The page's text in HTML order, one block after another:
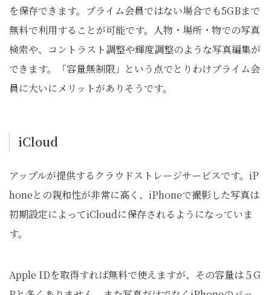
を保存できます。プライム会員ではない場合でも5GBまで
無料で利用することが可能です。人物・場所・物での写真
検索や、コントラスト調整や輝度調整のような写真編集が
できます。「容量無制限」という点でとりわけプライム会
員に大いにメリットがありそうです。
iCloud
アップルが提供するクラウドストレージサービスです。iP
honeとの親和性が非常に高く、iPhoneで撮影した写真は
初期設定によってiCloudに保存されるようになっていま
す。
Apple IDを取得すれば無料で使えますが、その容量は５G